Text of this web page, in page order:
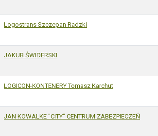
Logostrans Szczepan Radzki
JAKUB ŚWIDERSKI
LOGICON-KONTENERY Tomasz Karchut
JAN KOWALKE "CITY" CENTRUM ZABEZPIECZEŃ